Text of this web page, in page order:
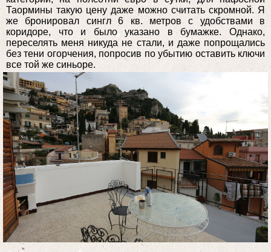
Таормины такую цену даже можно считать скромной. Я
же бронировал сингл 6 кв. метров с удобствами в
коридоре, что и было указано в бумажке. Однако,
переселять меня никуда не стали, и даже попрощались
без тени огорчения, попросив по убытию оставить ключи
все той же синьоре.